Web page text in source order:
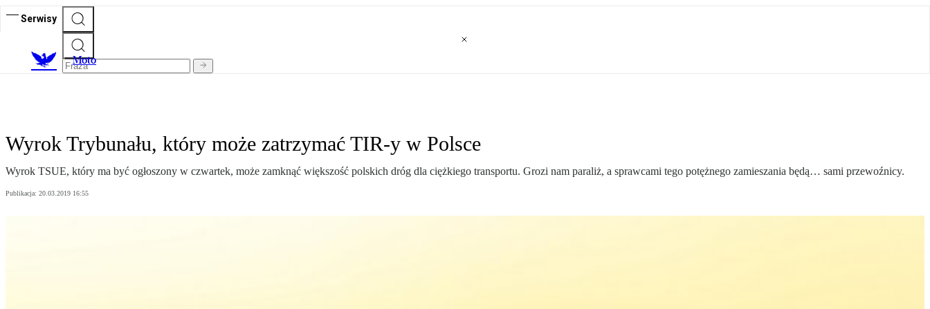
Serwisy
Moto
Wyrok Trybunału, który może zatrzymać TIR-y w Polsce
Wyrok TSUE, który ma być ogłoszony w czwartek, może zamknąć większość polskich dróg dla ciężkiego transportu. Grozi nam paraliż, a sprawcami tego potężnego zamieszania będą… sami przewoźnicy.
Publikacja: 20.03.2019 16:55